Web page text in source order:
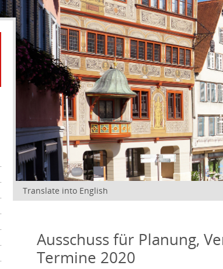
Translate into English
Ausschuss für Planung,
Termine 2020